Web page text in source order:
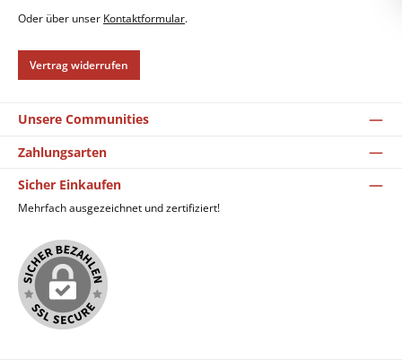
Oder über unser Kontaktformular.
Vertrag widerrufen
Unsere Communities
Zahlungsarten
Sicher Einkaufen
Mehrfach ausgezeichnet und zertifiziert!